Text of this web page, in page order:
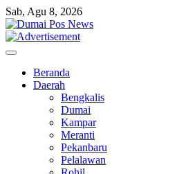
Skip
to
content
Sab, Agu 8, 2026
Beranda
Daerah
Bengkalis
Dumai
Kampar
Meranti
Pekanbaru
Pelalawan